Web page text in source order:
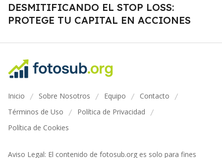
DESMITIFICANDO EL STOP LOSS:
PROTEGE TU CAPITAL EN ACCIONES
Inicio / Sobre Nosotros / Equipo / Contacto /
Términos de Uso / Política de Privacidad /
Política de Cookies
Aviso Legal: El contenido de fotosub.org es solo para fines